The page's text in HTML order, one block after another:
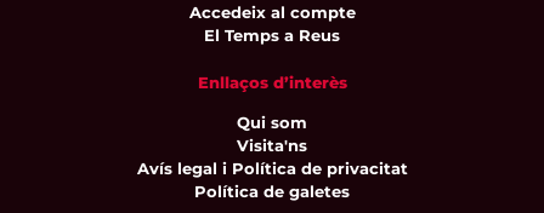
Accedeix al compte
El Temps a Reus
Enllaços d’interès
Qui som
Visita'ns
Avís legal i Política de privacitat
Política de galetes